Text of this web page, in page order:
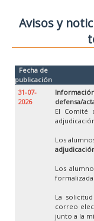
Avisos y
Fecha de
publicación
31-07-
2026
defensa/
El Comité
Los
Los
La
correo
junto a la